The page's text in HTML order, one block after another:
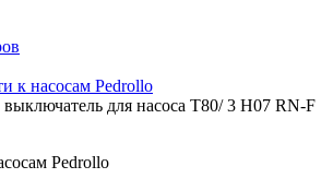
к насосам Pedrollo
для насоса T80/ 3 H07 RN-F
Pedrollo